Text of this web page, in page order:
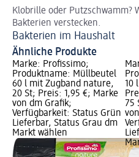
Klobrille oder Putzschwamm?
Bakterien verstecken.
Bakterien im Haushalt
Ähnliche Produkte
Marke: Profissimo;
Produktname: Müllbeutel
60 l mit Zugband nature,
20 St; Preis: 1,95 €; Marke
von dm Grafik;
Verfügbarkeit: Status Grün
Lieferbar, Status Grau dm
Markt wählen
10
75